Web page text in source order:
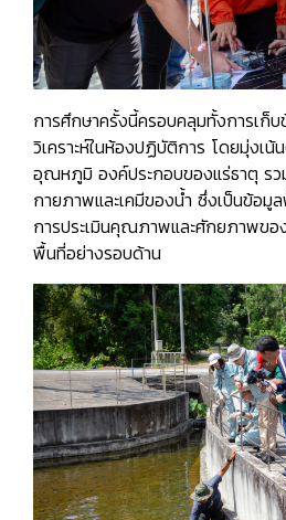
การศึกษาครั้งนี้ครอบคลุมทั้งการเก็
วิเคราะห์ในห้องปฏิบัติการ โดยมุ่งเ
อุณหภูมิ องค์ประกอบของแร่ธาตุ ร
กายภาพและเคมีของน้ำ ซึ่งเป็นข้อ
การประเมินคุณภาพและศักยภาพขอ
พื้นที่อย่างรอบด้าน